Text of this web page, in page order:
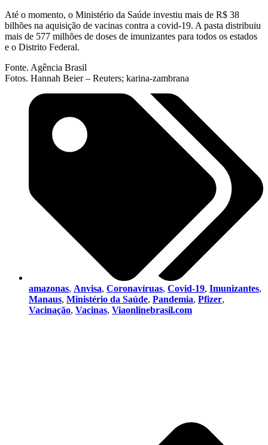
Até o momento, o Ministério da Saúde investiu mais de R$ 38
bilhões na aquisição de vacinas contra a covid-19. A pasta distribuiu
mais de 577 milhões de doses de imunizantes para todos os estados
e o Distrito Federal.
Fonte. Agência Brasil
Fotos. Hannah Beier – Reuters; karina-zambrana
amazonas, Anvisa, Coronavíruas, Covid-19, Imunizantes,
Manaus, Ministério da Saúde, Pandemia, Pfizer,
Vacinação, Vacinas, Viaonlinebrasil.com